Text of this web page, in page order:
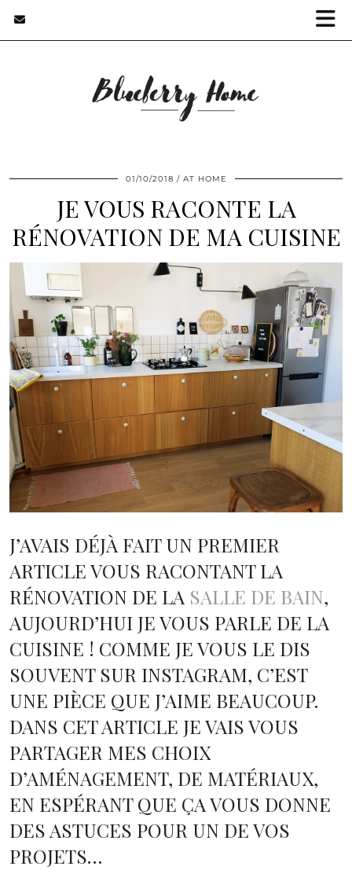
01/10/2018 AT HOME
JE VOUS RACONTE LA
RÉNOVATION DE MA CUISINE
J’AVAIS DÉJÀ FAIT UN PREMIER
ARTICLE VOUS RACONTANT LA
RÉNOVATION DE LA SALLE DE BAIN,
AUJOURD’HUI JE VOUS PARLE DE LA
CUISINE ! COMME JE VOUS LE DIS
SOUVENT SUR INSTAGRAM, C’EST
UNE PIÈCE QUE J’AIME BEAUCOUP.
DANS CET ARTICLE JE VAIS VOUS
PARTAGER MES CHOIX
D’AMÉNAGEMENT, DE MATÉRIAUX,
EN ESPÉRANT QUE ÇA VOUS DONNE
DES ASTUCES POUR UN DE VOS
PROJETS…